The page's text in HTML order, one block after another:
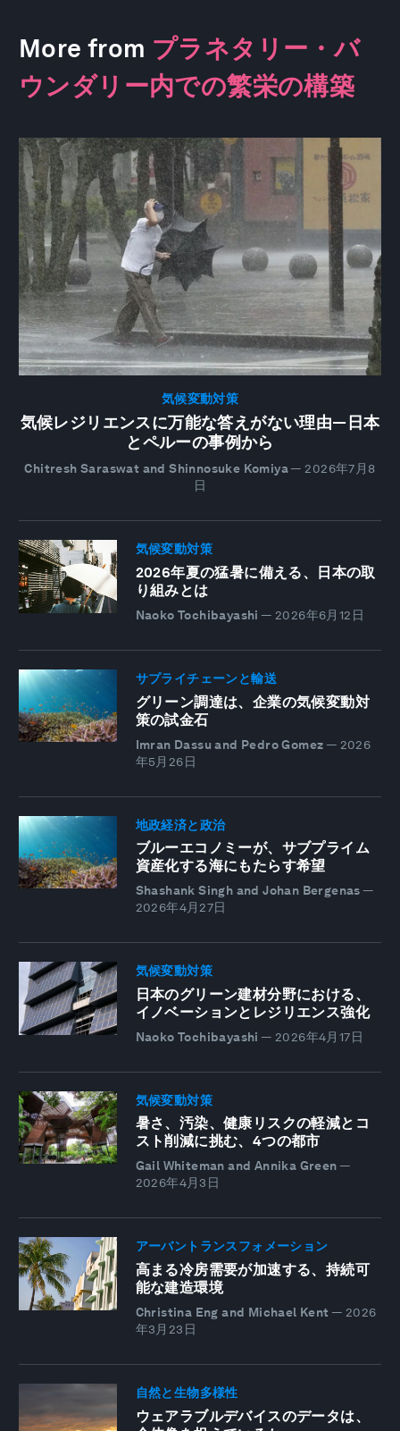
More from プラネタリー・バ
ウンダリー内での繁栄の構築
気候変動対策
気候レジリエンスに万能な答えがない理由―日本
とペルーの事例から
Chitresh Saraswat and Shinnosuke Komiya— 2026年7月8
日
気候変動対策
2026年夏の猛暑に備える、日本の取
り組みとは
Naoko Tochibayashi — 2026年6月12日
サプライチェーンと輸送
グリーン調達は、企業の気候変動対
策の試金石
Imran Dassu and Pedro Gomez — 2026
年5月26日
地政経済と政治
ブルーエコノミーが、サブプライム
資産化する海にもたらす希望
Shashank Singh and Johan Bergenas —
2026年4月27日
気候変動対策
日本のグリーン建材分野における、
イノベーションとレジリエンス強化
Naoko Tochibayashi — 2026年4月17日
気候変動対策
暑さ、汚染、健康リスクの軽減とコ
スト削減に挑む、4つの都市
Gail Whiteman and Annika Green —
2026年4月3日
アーバントランスフォメーション
高まる冷房需要が加速する、持続可
能な建造環境
Christina Eng and Michael Kent — 2026
年3月23日
自然と生物多様性
ウェアラブルデバイスのデータは、